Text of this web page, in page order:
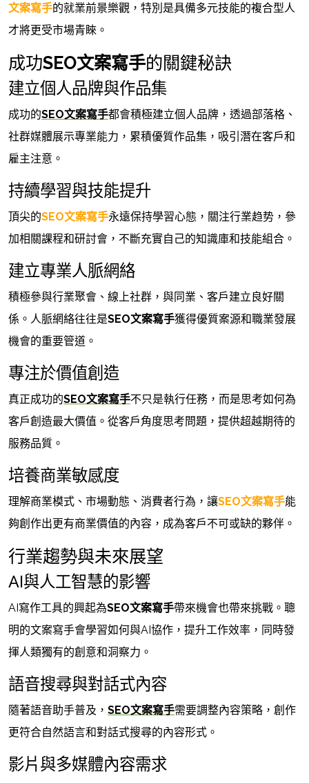
文案寫手的就業前景樂觀，特別是具備多元技能的複合型人
才將更受市場青睞。
成功SEO文案寫手的關鍵秘訣
建立個人品牌與作品集
成功的SEO文案寫手都會積極建立個人品牌，透過部落格、
社群媒體展示專業能力，累積優質作品集，吸引潛在客戶和
雇主注意。
持續學習與技能提升
頂尖的SEO文案寫手永遠保持學習心態，關注行業趋势，參
加相關課程和研討會，不斷充實自己的知識庫和技能組合。
建立專業人脈網絡
積極參與行業聚會、線上社群，與同業、客戶建立良好關
係。人脈網絡往往是SEO文案寫手獲得優質案源和職業發展
機會的重要管道。
專注於價值創造
真正成功的SEO文案寫手不只是執行任務，而是思考如何為
客戶創造最大價值。從客戶角度思考問題，提供超越期待的
服務品質。
培養商業敏感度
理解商業模式、市場動態、消費者行為，讓SEO文案寫手能
夠創作出更有商業價值的內容，成為客戶不可或缺的夥伴。
行業趨勢與未來展望
AI與人工智慧的影響
AI寫作工具的興起為SEO文案寫手帶來機會也帶來挑戰。聰
明的文案寫手會學習如何與AI協作，提升工作效率，同時發
揮人類獨有的創意和洞察力。
語音搜尋與對話式內容
隨著語音助手普及， SEO文案寫手需要調整內容策略，創作
更符合自然語言和對話式搜尋的內容形式。
影片與多媒體內容需求